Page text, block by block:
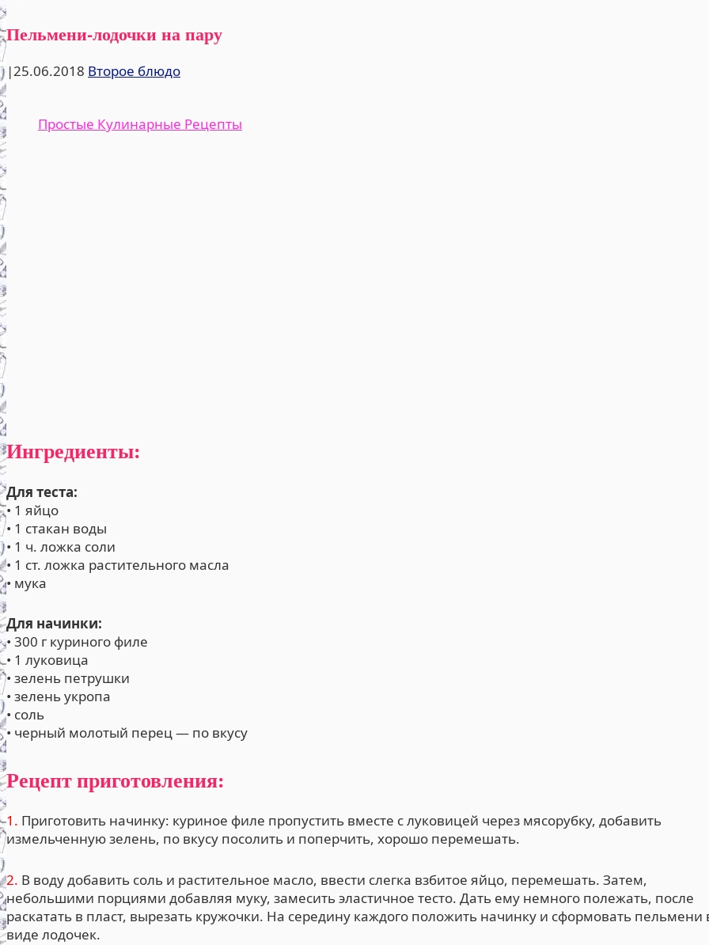
Простые Кулинарные Рецепты
Пельмени-лодочки на пару
|25.06.2018 Второе блюдо
Ингредиенты:
Для теста:
• 1 яйцо
• 1 стакан воды
• 1 ч. ложка соли
• 1 ст. ложка растительного масла
• мука
Для начинки:
• 300 г куриного филе
• 1 луковица
• зелень петрушки
• зелень укропа
• соль
• черный молотый перец — по вкусу
Рецепт приготовления:
1. Приготовить начинку: куриное филе пропустить вместе с луковицей через мясорубку, добавить
измельченную зелень, по вкусу посолить и поперчить, хорошо перемешать.
2. В воду добавить соль и растительное масло, ввести слегка взбитое яйцо, перемешать. Затем,
небольшими порциями добавляя муку, замесить эластичное тесто. Дать ему немного полежать, после
раскатать в пласт, вырезать кружочки. На середину каждого положить начинку и сформовать пельмени
виде лодочек.